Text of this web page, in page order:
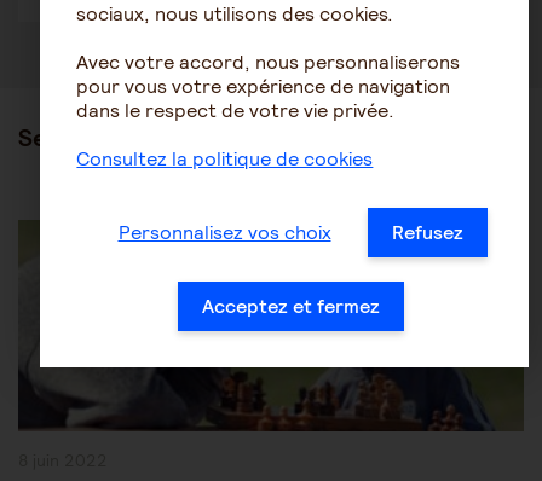
Ses articles
Category:
sociaux, nous utilisons des cookies.
Avec votre accord, nous personnaliserons
pour vous votre expérience de navigation
dans le respect de votre vie privée.
Consultez la politique de cookies
Personnalisez vos choix Refusez
Acceptez et fermez